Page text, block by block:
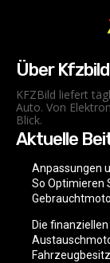
Über
KFZBild liefert
Auto. Von
Blick.
Aktuelle
Anpassungen
So Optimieren
Die